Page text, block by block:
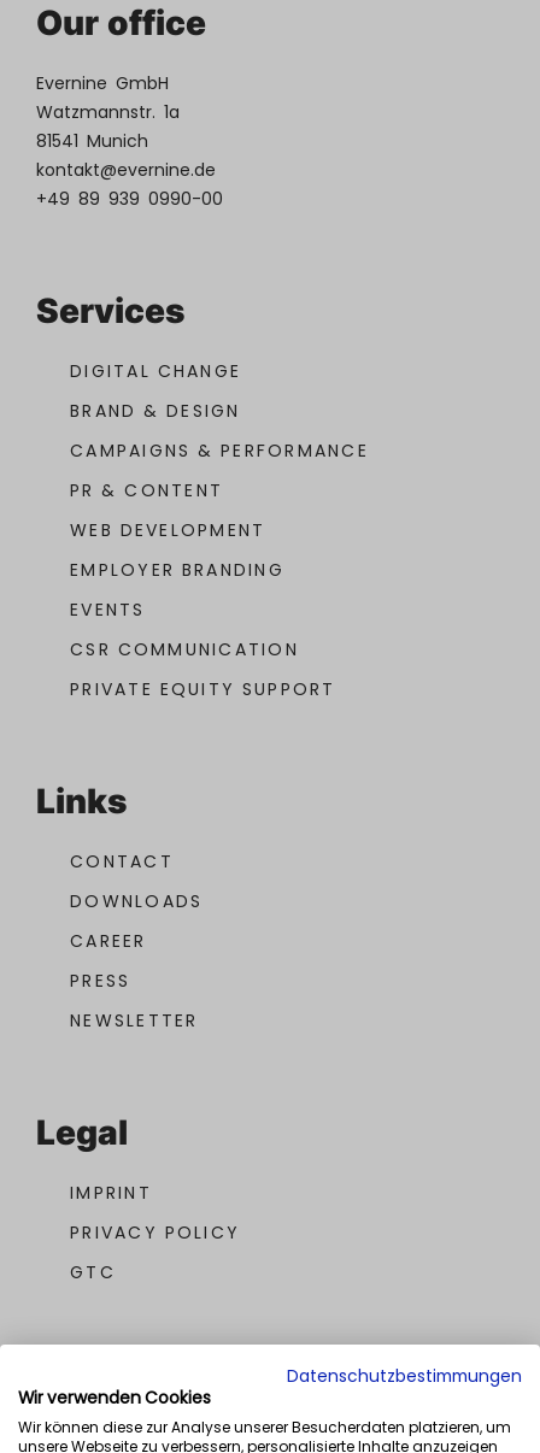
Our office
Evernine GmbH
Watzmannstr. 1a
81541 Munich
kontakt@evernine.de
+49 89 939 0990-00
Services
DIGITAL CHANGE
BRAND & DESIGN
CAMPAIGNS & PERFORMANCE
PR & CONTENT
WEB DEVELOPMENT
EMPLOYER BRANDING
EVENTS
CSR COMMUNICATION
PRIVATE EQUITY SUPPORT
Links
CONTACT
DOWNLOADS
CAREER
PRESS
NEWSLETTER
Legal
IMPRINT
PRIVACY POLICY
GTC
OUR AWARDS
Datenschutzbestimmungen
Wir verwenden Cookies
Wir können diese zur Analyse unserer Besucherdaten platzieren, um
unsere Webseite zu verbessern, personalisierte Inhalte anzuzeigen